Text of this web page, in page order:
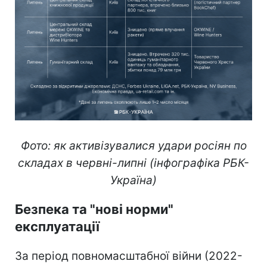
Фото: як активізувалися удари росіян по
складах в червні-липні (інфографіка РБК-
Україна)
Безпека та "нові норми"
експлуатації
За період повномасштабної війни (2022-